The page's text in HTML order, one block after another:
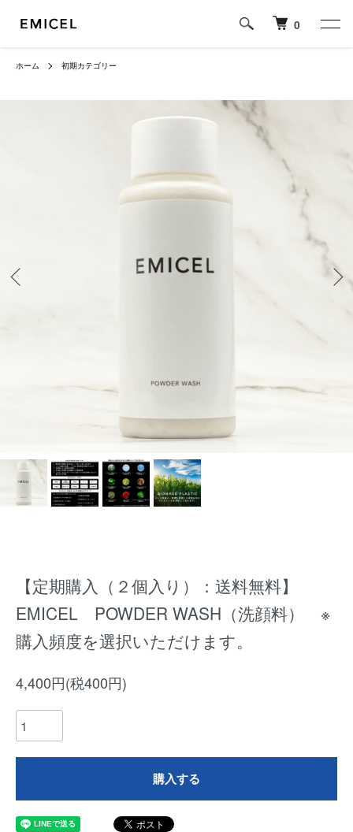
0
ホーム 初期カテゴリー
【定期購入（２個入り）：送料無料】
EMICEL POWDER WASH（洗顔料） ※
購入頻度を選択いただけます。
4,400円(税400円)
購入する